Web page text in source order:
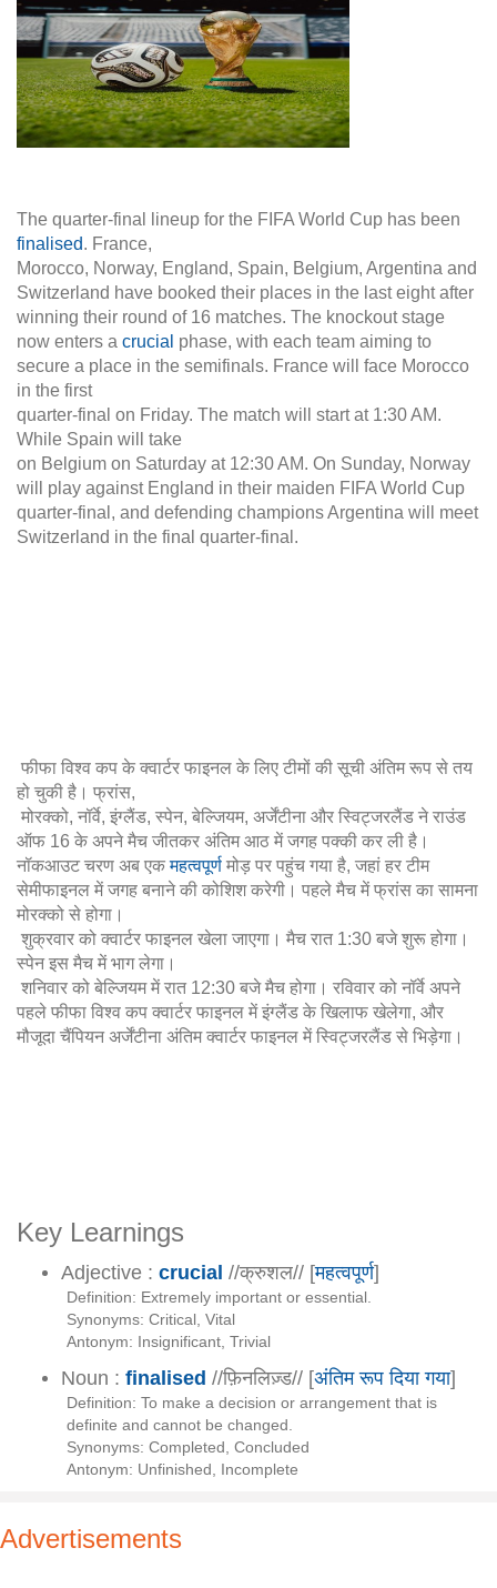
The quarter-final lineup for the FIFA World Cup has been
finalised. France,
Morocco, Norway, England, Spain, Belgium, Argentina and
Switzerland have booked their places in the last eight after
winning their round of 16 matches. The knockout stage
now enters a crucial phase, with each team aiming to
secure a place in the semifinals. France will face Morocco
in the first
quarter-final on Friday. The match will start at 1:30 AM.
While Spain will take
on Belgium on Saturday at 12:30 AM. On Sunday, Norway
will play against England in their maiden FIFA World Cup
quarter-final, and defending champions Argentina will meet
Switzerland in the final quarter-final.
फीफा विश्व कप के क्वार्टर फाइनल के लिए टीमों की सूची अंतिम रूप से तय
हो चुकी है। फ्रांस,
मोरक्को, नॉर्वे, इंग्लैंड, स्पेन, बेल्जियम, अर्जेंटीना और स्विट्जरलैंड ने राउंड
ऑफ 16 के अपने मैच जीतकर अंतिम आठ में जगह पक्की कर ली है।
नॉकआउट चरण अब एकमहत्वपूर्ण मोड़ पर पहुंच गया है, जहां हर टीम
सेमीफाइनल में जगह बनाने की कोशिश करेगी। पहले मैच में फ्रांस का सामना
मोरक्को से होगा।
शुक्रवार को क्वार्टर फाइनल खेला जाएगा। मैच रात 1:30 बजे शुरू होगा।
स्पेन इस मैच में भाग लेगा।
शनिवार को बेल्जियम में रात 12:30 बजे मैच होगा। रविवार को नॉर्वे अपने
पहले फीफा विश्व कप क्वार्टर फाइनल में इंग्लैंड के खिलाफ खेलेगा, और
मौजूदा चैंपियन अर्जेंटीना अंतिम क्वार्टर फाइनल में स्विट्जरलैंड से भिड़ेगा।
Key Learnings
Adjective : crucial //क्रुशल// [महत्वपूर्ण]
Definition: Extremely important or essential.
Synonyms: Critical, Vital
Antonym: Insignificant, Trivial
Noun : finalised //फ़िनलिज़्ड// [अंतिम रूप दिया गया]
Definition: To make a decision or arrangement that is
definite and cannot be changed.
Synonyms: Completed, Concluded
Antonym: Unfinished, Incomplete
Advertisements